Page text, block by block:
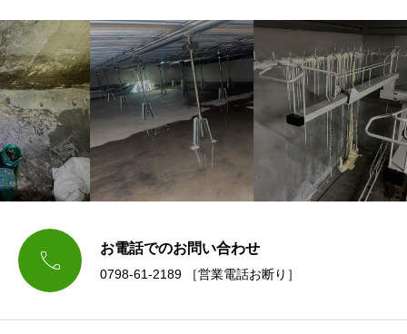
 お電話でのお問い合わせ
0798-61-2189 ［営業電話お断り］